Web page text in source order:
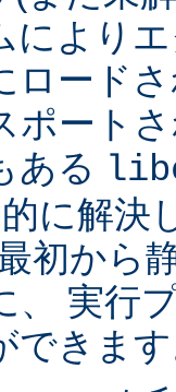
により
ロード
ポート
ある
に解決
初から
、 実行
できま